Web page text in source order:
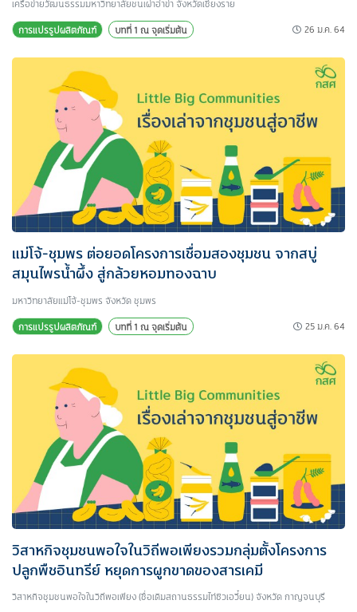
เครือข่ายวัฒนธรรมมหาวิทยาลัยชนเผ่าอ่าข่า จังหวัดเชียงราย
การแปรรูปผลิตภัณฑ์
บทที่ 1 ณ จุดเริ่มต้น 26 ม.ค. 64
แม่โจ้-ชุมพร ต่อยอดโครงการเชื่อมสองชุมชน จากสบู่
สมุนไพรน้ำผึ้ง สู่กล้วยหอมทองฉาบ
มหาวิทยาลัยแม่โจ้-ชุมพร จังหวัด ชุมพร
การแปรรูปผลิตภัณฑ์
บทที่ 1 ณ จุดเริ่มต้น 25 ม.ค. 64
วิสาหกิจชุมชนพอใจในวิถีพอเพียงรวมกลุ่มตั้งโครงการ
ปลูกพืชอินทรีย์ หยุดการผูกขาดของสารเคมี
วิสาหกิจชุมชนพอใจในวิถีพอเพียง (ชื่อเดิมสถานธรรมไท่ซิวเอวี๋ยน) จังหวัด กาญจนบุรี